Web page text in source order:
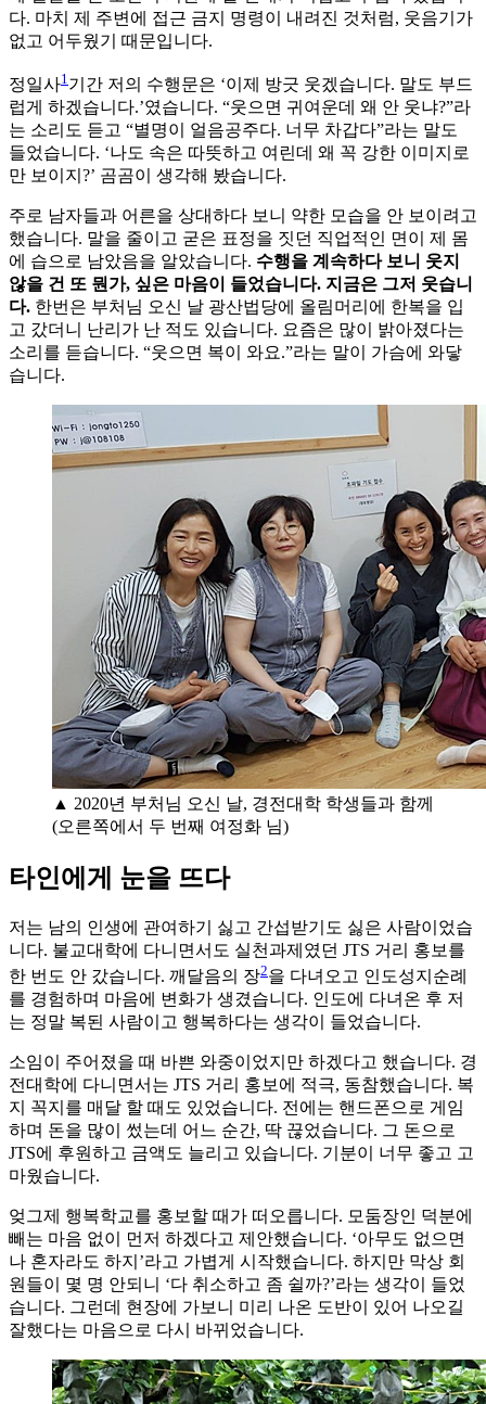
다. 마치 제 주변에 접근 금지 명령이 내려진 것처럼, 웃음기가
없고 어두웠기 때문입니다.
정일사1기간 저의 수행문은 ‘이제 방긋 웃겠습니다. 말도 부드
럽게 하겠습니다.’였습니다. “웃으면 귀여운데 왜 안 웃냐?”라
는 소리도 듣고 “별명이 얼음공주다. 너무 차갑다”라는 말도
들었습니다. ‘나도 속은 따뜻하고 여린데 왜 꼭 강한 이미지로
만 보이지?’ 곰곰이 생각해 봤습니다.
주로 남자들과 어른을 상대하다 보니 약한 모습을 안 보이려고
했습니다. 말을 줄이고 굳은 표정을 짓던 직업적인 면이 제 몸
에 습으로 남았음을 알았습니다. 수행을 계속하다 보니 웃지
않을 건 또 뭔가, 싶은 마음이 들었습니다. 지금은 그저 웃습니
다. 한번은 부처님 오신 날 광산법당에 올림머리에 한복을 입
고 갔더니 난리가 난 적도 있습니다. 요즘은 많이 밝아졌다는
소리를 듣습니다. “웃으면 복이 와요.”라는 말이 가슴에 와닿
습니다.
▲ 2020년 부처님 오신 날, 경전대학 학생들과 함께
(오른쪽에서 두 번째 여정화 님)
타인에게 눈을 뜨다
저는 남의 인생에 관여하기 싫고 간섭받기도 싫은 사람이었습
니다. 불교대학에 다니면서도 실천과제였던 JTS 거리 홍보를
한 번도 안 갔습니다. 깨달음의 장2을 다녀오고 인도성지순례
를 경험하며 마음에 변화가 생겼습니다. 인도에 다녀온 후 저
는 정말 복된 사람이고 행복하다는 생각이 들었습니다.
소임이 주어졌을 때 바쁜 와중이었지만 하겠다고 했습니다. 경
전대학에 다니면서는 JTS 거리 홍보에 적극, 동참했습니다. 복
지 꼭지를 매달 할 때도 있었습니다. 전에는 핸드폰으로 게임
하며 돈을 많이 썼는데 어느 순간, 딱 끊었습니다. 그 돈으로
JTS에 후원하고 금액도 늘리고 있습니다. 기분이 너무 좋고 고
마웠습니다.
엊그제 행복학교를 홍보할 때가 떠오릅니다. 모둠장인 덕분에
빼는 마음 없이 먼저 하겠다고 제안했습니다. ‘아무도 없으면
나 혼자라도 하지’라고 가볍게 시작했습니다. 하지만 막상 회
원들이 몇 명 안되니 ‘다 취소하고 좀 쉴까?’라는 생각이 들었
습니다. 그런데 현장에 가보니 미리 나온 도반이 있어 나오길
잘했다는 마음으로 다시 바뀌었습니다.